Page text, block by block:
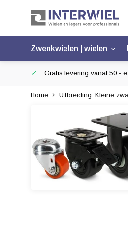
Zwenkwielen | wielen
Gratis levering vanaf 50,-
Home Uitbreiding: Kleine